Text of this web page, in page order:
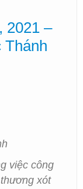
2021 –
việc công
xót